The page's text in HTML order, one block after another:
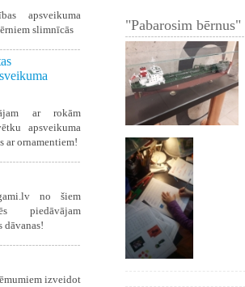
apsveikuma
slimnīcās
ar rokām
apsveikuma
ar ornamentiem!
no šiem
piedāvājam
dāvanas!
izveidot
"Pabarosim